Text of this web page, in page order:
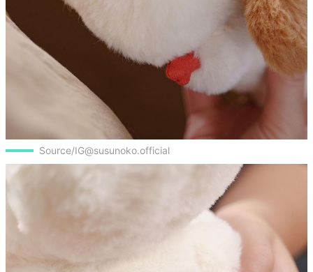
Source/IG@susunoko.official